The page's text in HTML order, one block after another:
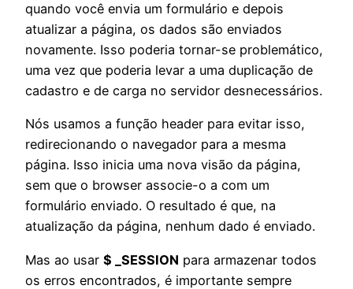
quando você envia um formulário e depois
atualizar a página, os dados são enviados
novamente. Isso poderia tornar-se problemático,
uma vez que poderia levar a uma duplicação de
cadastro e de carga no servidor desnecessários.
Nós usamos a função header para evitar isso,
redirecionando o navegador para a mesma
página. Isso inicia uma nova visão da página,
sem que o browser associe-o a com um
formulário enviado. O resultado é que, na
atualização da página, nenhum dado é enviado.
Mas ao usar $ _SESSION para armazenar todos
os erros encontrados, é importante sempre